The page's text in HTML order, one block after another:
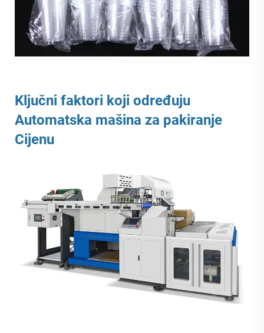
Ključni faktori koji određuju
Automatska mašina za pakiranje
Cijenu